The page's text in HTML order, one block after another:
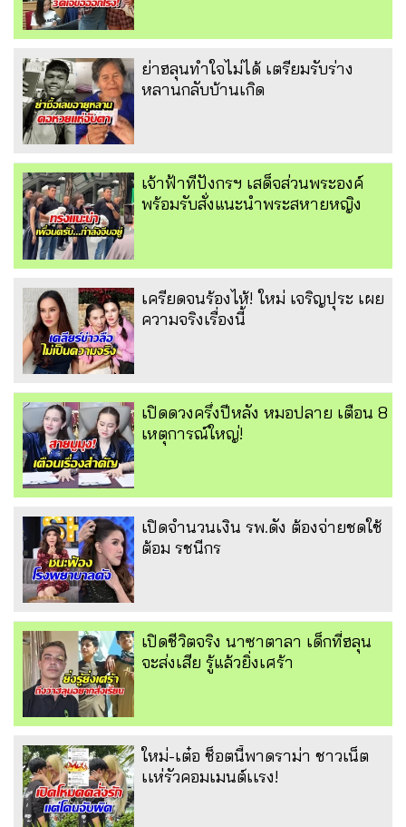
ย่าฮลุนทำใจไม่ได้ เตรียมรับร่าง
หลานกลับบ้านเกิด
เจ้าฟ้าทีปังกรฯ เสด็จส่วนพระองค์
พร้อมรับสั่งแนะนำพระสหายหญิง
เครียดจนร้องไห้! ใหม่ เจริญปุระ เผย
ความจริงเรื่องนี้
เปิดดวงครึ่งปีหลัง หมอปลาย เตือน 8
เหตุการณ์ใหญ่!
เปิดจำนวนเงิน รพ.ดัง ต้องจ่ายชดใช้
ต้อม รชนีกร
เปิดชีวิตจริง นาซาตาลา เด็กที่ฮลุน
จะส่งเสีย รู้แล้วยิ่งเศร้า
ใหม่-เต๋อ ช็อตนี้พาดราม่า ชาวเน็ต
เเห่รัวคอมเมนต์เเรง!